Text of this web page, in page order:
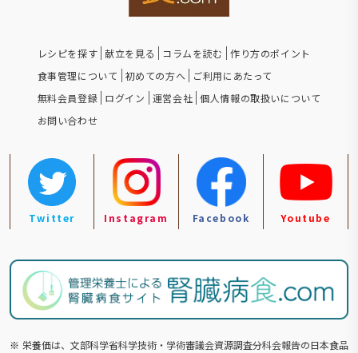
レシピを探す 献立を見る コラムを読む
作り方のポイント
食事管理について
初めての方へ
ご利用にあたって
無料会員登録 ログイン 運営会社 個人情報の取扱いについて
お問い合わせ
Twitter Instagram Facebook Youtube
※ 栄養価は、文部科学省科学技術・学術審議会資源調査分科会報告の⽇本食品